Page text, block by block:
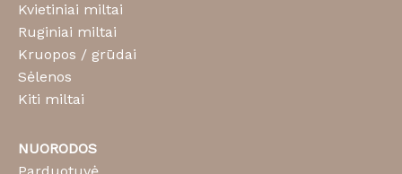
Kvietiniai miltai
Ruginiai miltai
Kruopos / grūdai
Sėlenos
Kiti miltai
NUORODOS